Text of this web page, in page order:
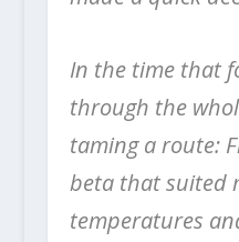
In the time that
through the
taming a route:
beta that suited
temperatures